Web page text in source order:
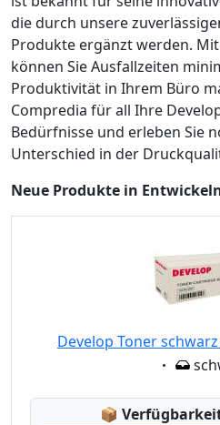
die durch unsere
Produkte ergänzt werden.
können Sie Ausfallzeiten
Produktivität in Ihrem Büro
Compredia für all Ihre
Bedürfnisse und erleben Sie
Unterschied in der
Neue Produkte in
Develop Toner
📦 Lagerstatus: